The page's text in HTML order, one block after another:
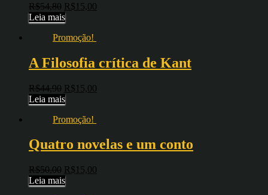
R$54,80 R$ 15,00
Leia mais
Promoção!
A Filosofia crítica de Kant
R$44,90 R$ 15,00
Leia mais
Promoção!
Quatro novelas e um conto
R$50,00 R$ 15,00
Leia mais